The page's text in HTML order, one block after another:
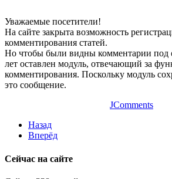
Уважаемые посетители!
На сайте закрыта возможность
комментирования статей.
Но чтобы были видны комментарии под
лет оставлен модуль, отвечающий за
комментирования. Поскольку модуль
это сообщение.
JComments
Назад
Вперёд
Сейчас на сайте